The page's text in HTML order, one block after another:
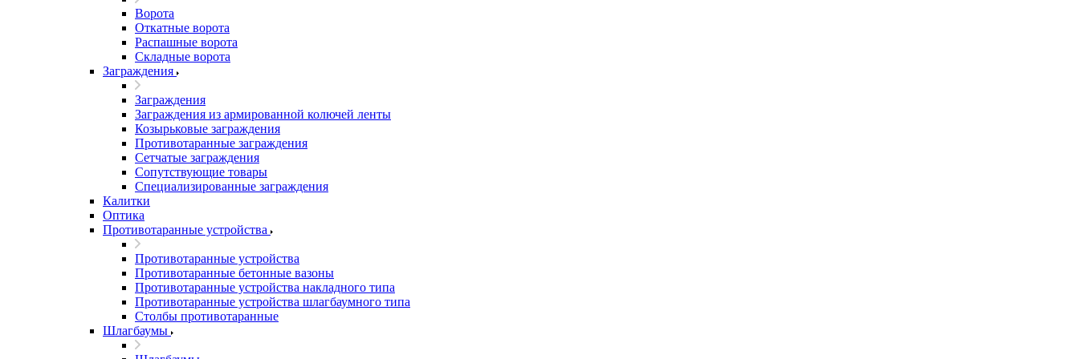
Ворота
Откатные ворота
Распашные ворота
Складные ворота
Заграждения
Заграждения
Заграждения из армированной колючей ленты
Козырьковые заграждения
Противотаранные заграждения
Сетчатые заграждения
Сопутствующие товары
Специализированные заграждения
Калитки
Оптика
Противотаранные устройства
Противотаранные устройства
Противотаранные бетонные вазоны
Противотаранные устройства накладного типа
Противотаранные устройства шлагбаумного типа
Столбы противотаранные
Шлагбаумы